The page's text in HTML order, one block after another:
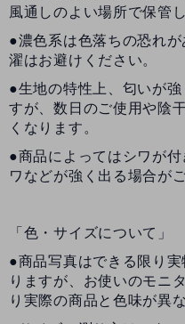
風通しのよい場所で保管
●濃色系は色落ちの恐れ
濯はお避けください。
●生地の特性上、匂いが
すが、数日のご使用や陰
くなります。
●商品によってはシワが
ワなどが強く出る場合が
「色・サイズについて」
●商品写真はできる限り
りますが、お使いのモニ
り実際の商品と色味が異